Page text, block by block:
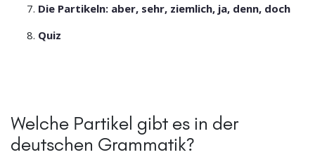
Die Partikeln: aber, sehr, ziemlich, ja, denn, doch
Quiz
Welche Partikel gibt es in der
deutschen Grammatik?